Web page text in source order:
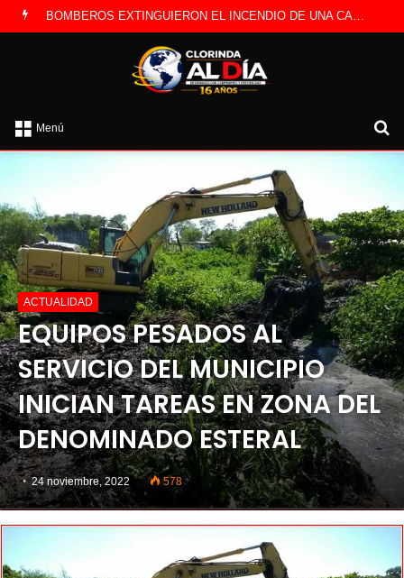
Menú
ACTUALIDAD
EQUIPOS PESADOS AL
SERVICIO DEL MUNICIPIO
INICIAN TAREAS EN ZONA DEL
DENOMINADO ESTERAL
24 noviembre, 2022 578